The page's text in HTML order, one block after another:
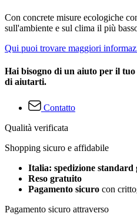
Con concrete misure ecologiche
sull'ambiente e sul clima il più
Qui puoi trovare maggiori
Hai bisogno di un aiuto per il
di aiutarti.
Contatto
Qualità verificata
Shopping sicuro e affidabile
Italia: spedizione standard
Reso gratuito
Pagamento sicuro con
Pagamento sicuro attraverso